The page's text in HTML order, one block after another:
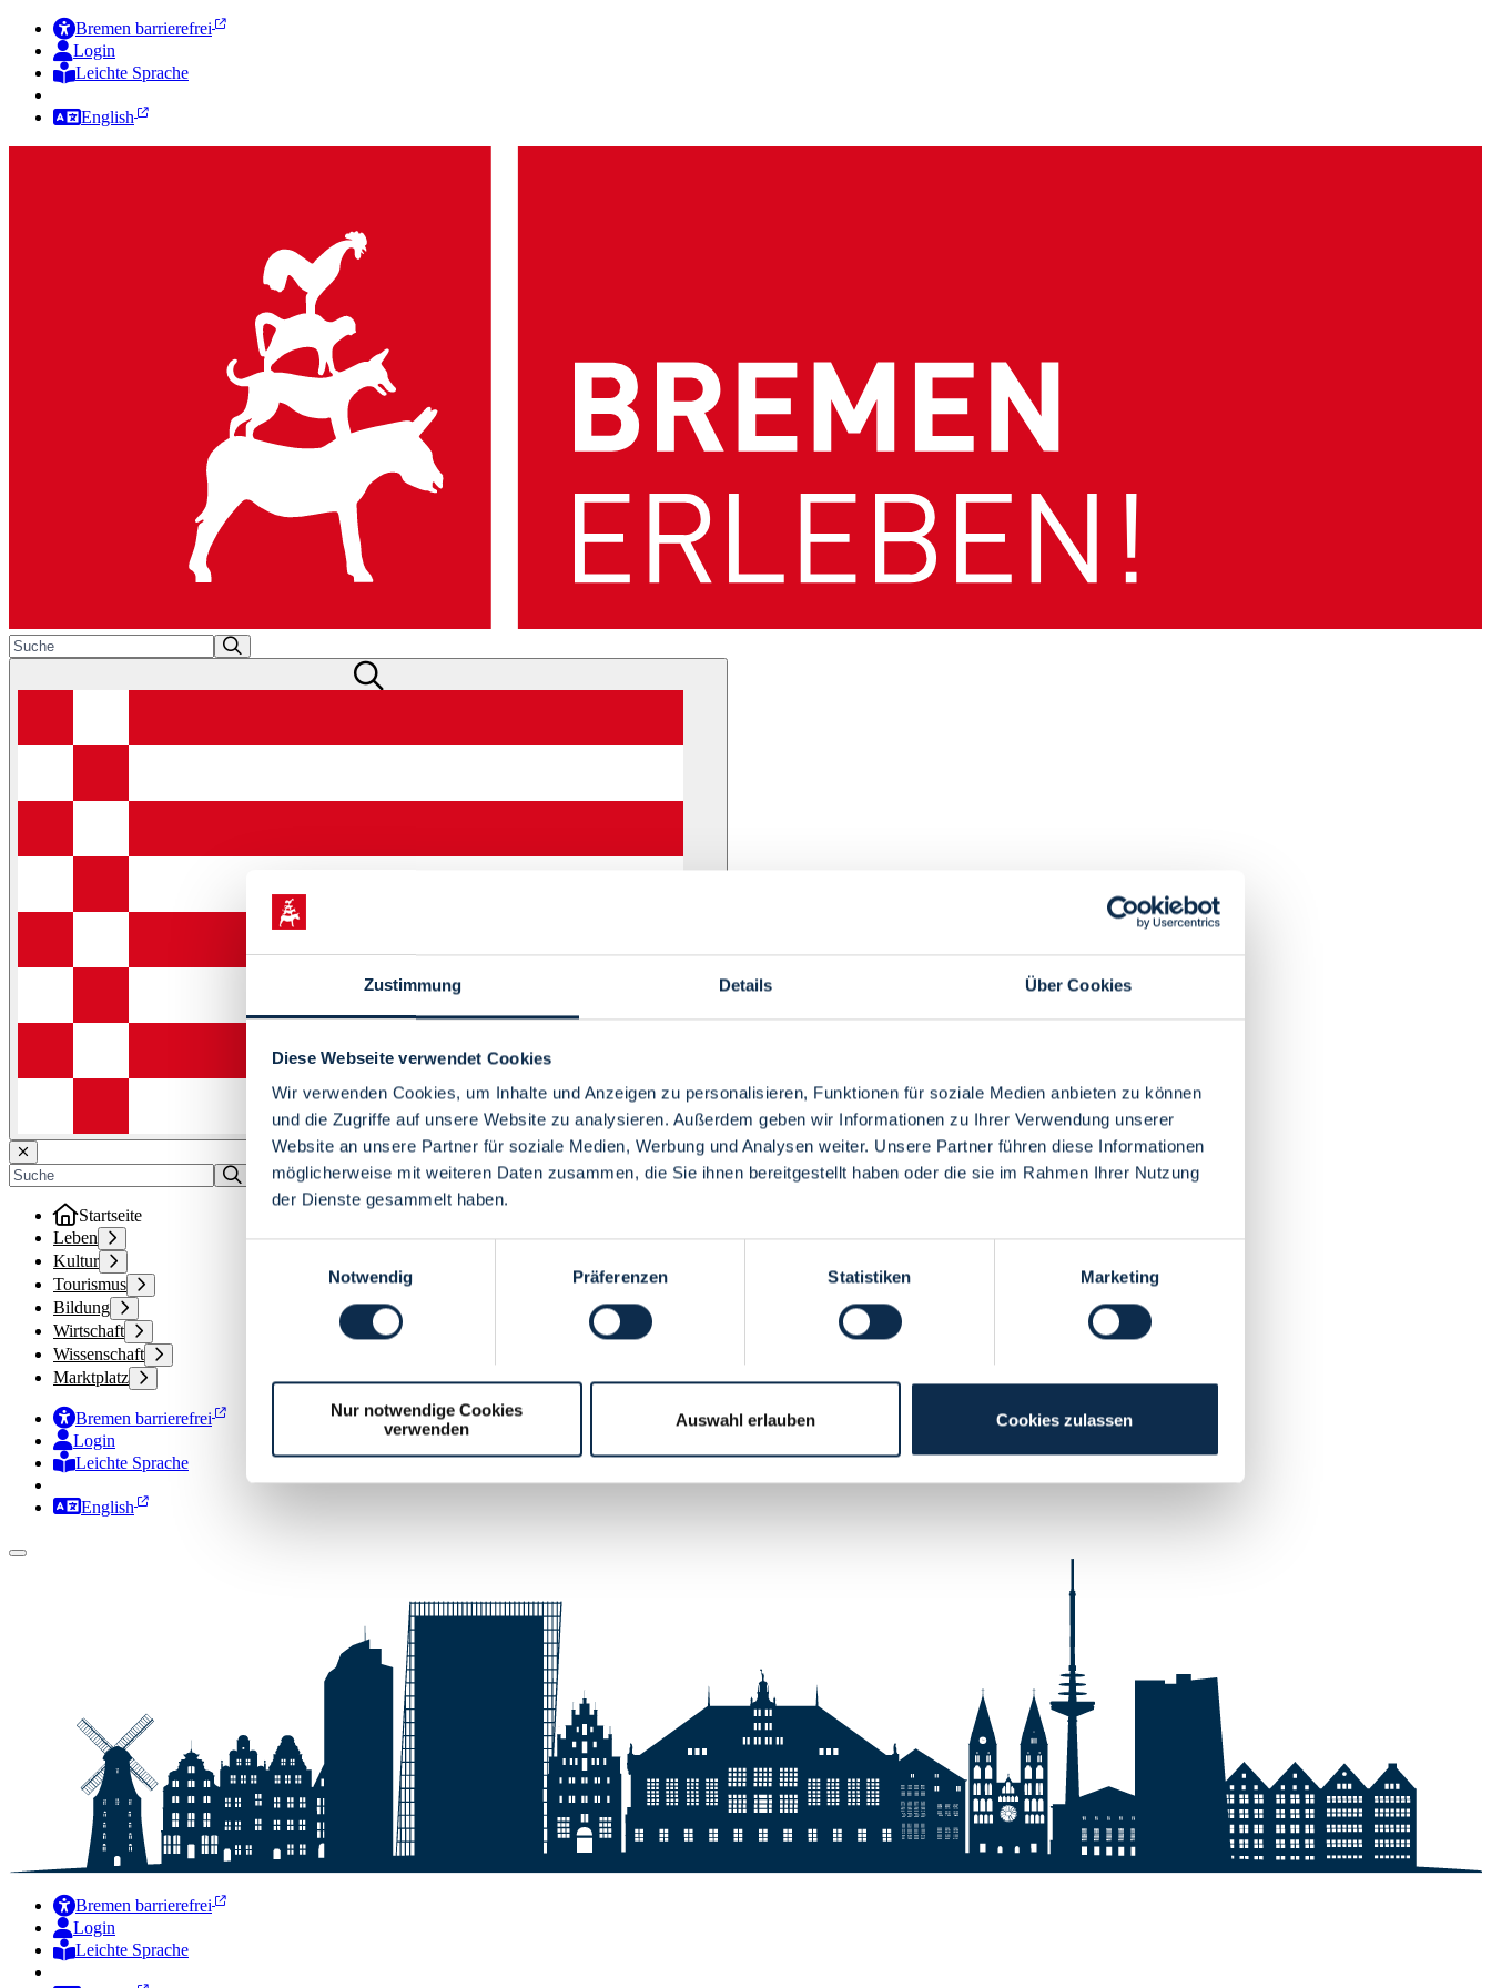
Zustimmung Details Über Cookies
Diese Webseite verwendet Cookies
Wir verwenden Cookies, um Inhalte und Anzeigen zu personalisieren, Funktionen für soziale Medien anbieten zu können
und die Zugriffe auf unsere Website zu analysieren. Außerdem geben wir Informationen zu Ihrer Verwendung unserer
Website an unsere Partner für soziale Medien, Werbung und Analysen weiter. Unsere Partner führen diese Informationen
möglicherweise mit weiteren Daten zusammen, die Sie ihnen bereitgestellt haben oder die sie im Rahmen Ihrer Nutzung
der Dienste gesammelt haben.
Notwendig
Präferenzen Statistiken Marketing
Nur notwendige Cookies
verwenden
Auswahl erlauben Cookies zulassen
Bremen barrierefrei
Login
Leichte Sprache
English
Menü
Startseite
Leben
Kultur
Tourismus
Bildung
Wirtschaft
Wissenschaft
Marktplatz
Bremen barrierefrei
Login
Leichte Sprache
Zur Deutschen Gebärdensprache
English
Bremen barrierefrei
Login
Leichte Sprache